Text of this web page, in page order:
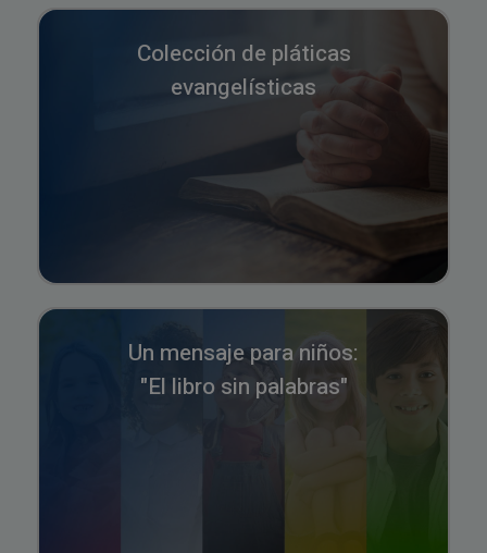
Colección de pláticas
evangelísticas
Un mensaje para niños:
"El libro sin palabras"